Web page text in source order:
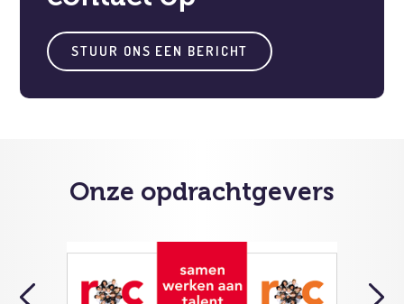
STUUR ONS EEN BERICHT
Onze opdrachtgevers